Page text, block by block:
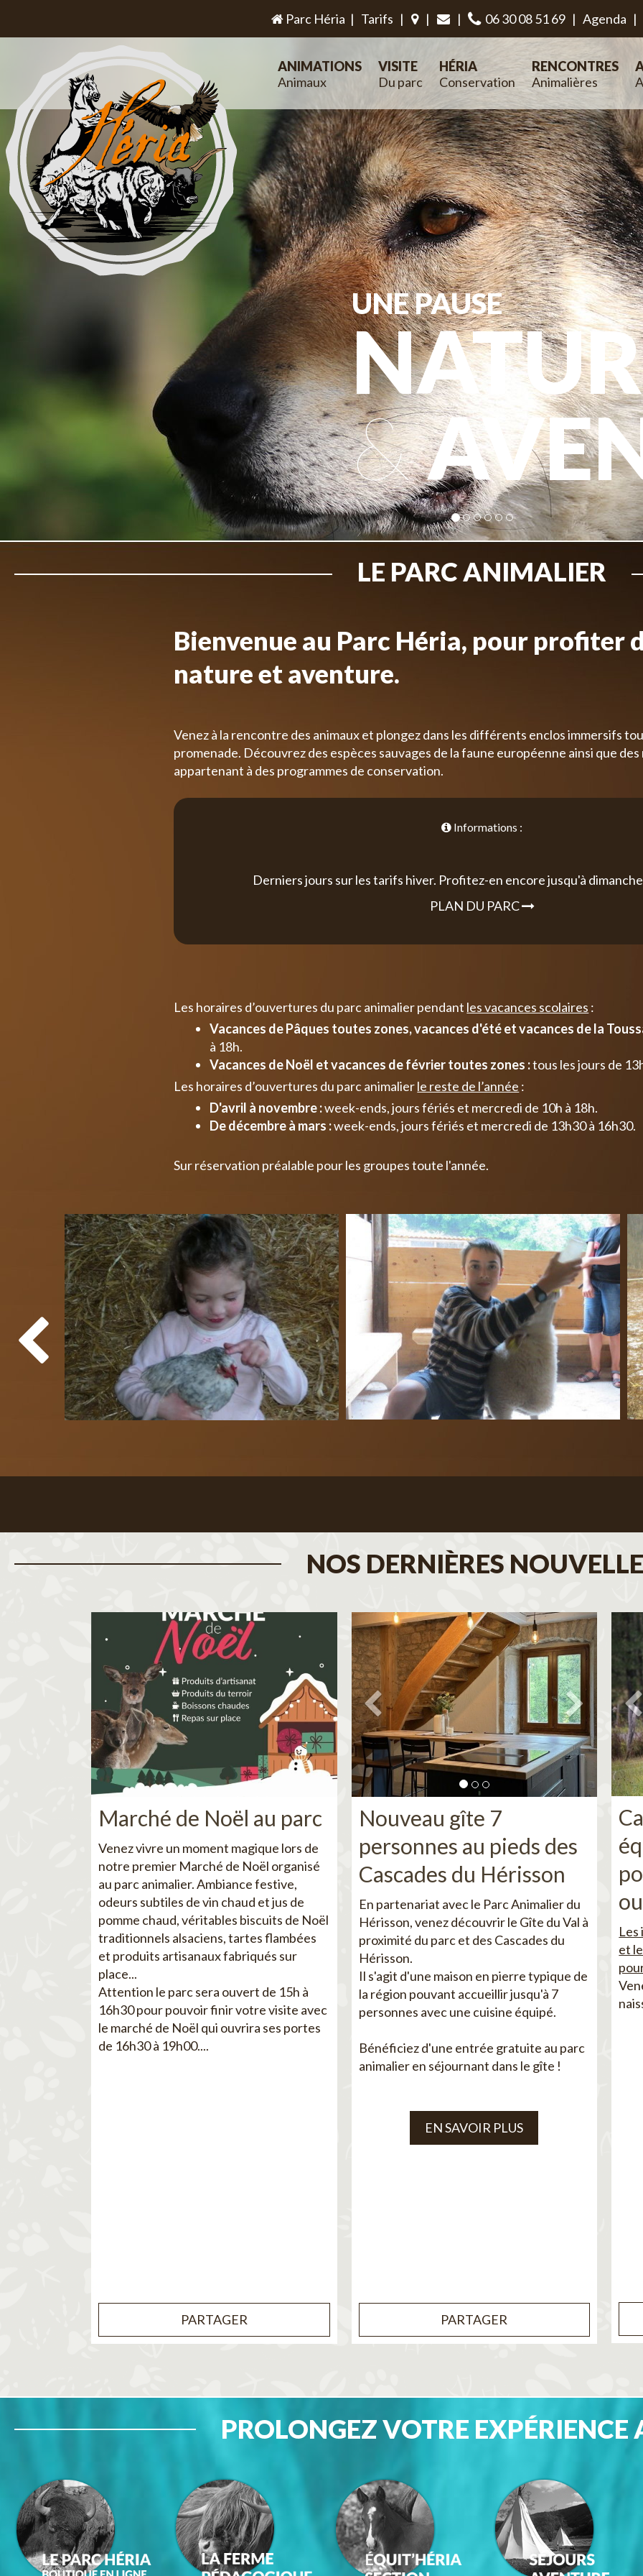
Parc Héria | Tarifs | | | 06 30 08 51 69 | Agenda |
UNE PAUSE
&
ANIMATIONS
Animaux
VISITE
Du parc
HÉRIA
Conservation
RENCONTRES
Animalières
LE PARC ANIMALIER
Bienvenue au Parc Héria, pour profiter
nature et aventure.
Venez à la rencontre des animaux et plongez dans les différents enclos immersifs
promenade. Découvrez des espèces sauvages de la faune européenne ainsi que
appartenant à des programmes de conservation.
Informations :
Derniers jours sur les tarifs hiver. Profitez-en encore jusqu'à
PLAN DU PARC
Les horaires d’ouvertures du parc animalier pendant les vacances scolaires :
Vacances de Pâques toutes zones, vacances d'été et vacances de la
à 18h.
Vacances de Noël et vacances de février toutes zones :tous les jours de
Les horaires d’ouvertures du parc animalierle reste de l’année :
D'avril à novembre :week-ends, jours fériés et mercredi de 10h à 18h.
De décembre à mars :week-ends, jours fériés et mercredi de 13h30 à 16h30.
Sur réservation préalable pour les groupes toute l'année.
NOS DERNIÈRES
Marché de Noël au parc
Venez vivre un moment magique lors de
notre premier Marché de Noël organisé
au parc animalier. Ambiance festive,
odeurs subtiles de vin chaud et jus de
pomme chaud, véritables biscuits de Noël
traditionnels alsaciens, tartes flambées
et produits artisanaux fabriqués sur
place...
Attention le parc sera ouvert de 15h à
16h30 pour pouvoir finir votre visite avec
le marché de Noël qui ouvrira ses portes
de 16h30 à 19h00....
PARTAGER
Nouveau gîte 7
personnes au pieds des
Cascades du Hérisson
En partenariat avec le Parc Animalier du
Hérisson, venez découvrir le Gîte du Val à
proximité du parc et des Cascades du
Hérisson.
Il s'agit d'une maison en pierre typique de
la région pouvant accueillir jusqu'à 7
personnes avec une cuisine équipé.
Bénéficiez d'une entrée gratuite au parc
animalier en séjournant dans le gîte !
EN SAVOIR PLUS
PARTAGER
Les
et
PROLONGEZ VOTRE EXPÉRIENCE